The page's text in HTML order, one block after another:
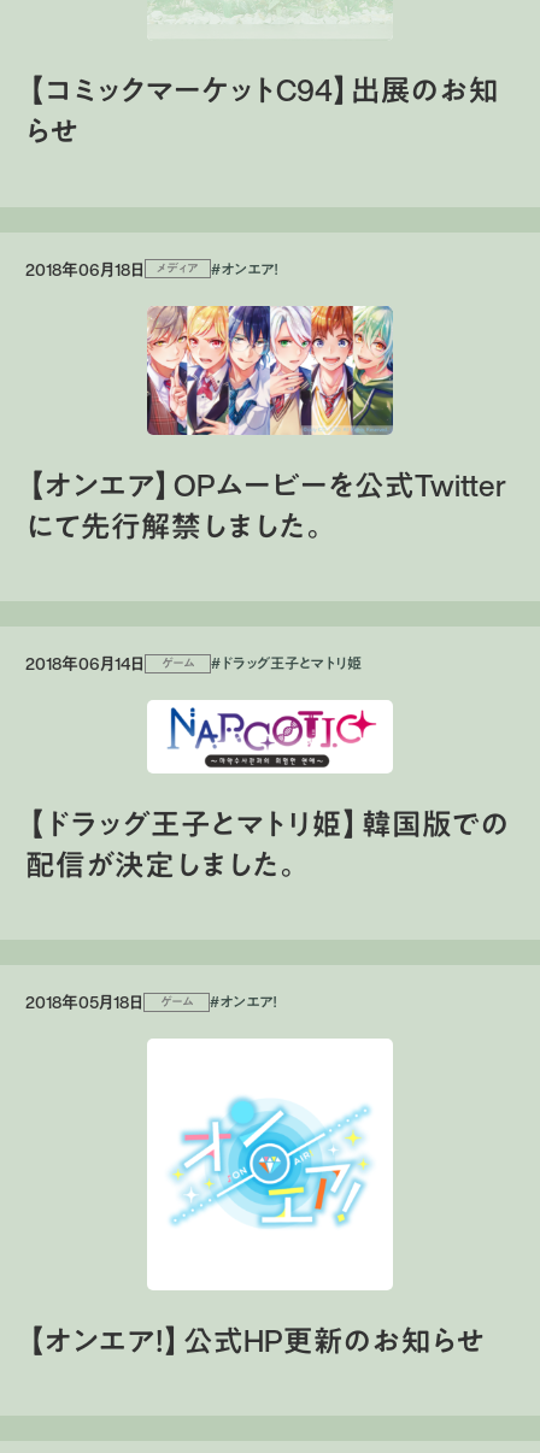
【コミックマーケットC94】出展のお知
らせ
2018年06月18日 メディア #オンエア！
【オンエア】OPムービーを公式Twitter
にて先行解禁しました。
2018年06月14日 ゲーム #ドラッグ王子とマトリ姫
【ドラッグ王子とマトリ姫】韓国版での
配信が決定しました。
2018年05月18日 ゲーム #オンエア！
【オンエア！】公式HP更新のお知らせ